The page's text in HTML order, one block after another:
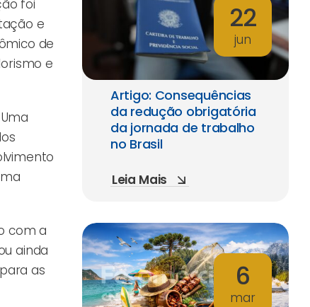
foi
e
de
e
com a
ainda
as
22
jun
Artigo: Consequências
da redução obrigatória
da jornada de trabalho
no Brasil
Leia Mais
6
mar